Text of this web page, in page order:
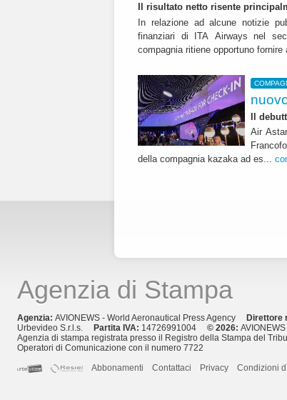
Il risultato netto risente
In relazione ad alcune notizie
finanziari di ITA Airways nel
compagnia ritiene opportuno fornire
Il
Air
della compagnia kazaka ad es...
Agenzia di Stampa
Agenzia: AVIONEWS - World Aeronautical Press Agency Direttore
Urbevideo S.r.l.s.
Partita IVA: 14726991004 © 2026:
Agenzia di stampa registrata presso il Registro della Stampa del
Operatori di Comunicazione con il numero 7722
Abbonamenti
Contattaci Privacy Condizioni